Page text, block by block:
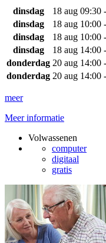
dinsdag 18 aug 09:30
dinsdag
18 aug 10:00
dinsdag
18 aug 10:00
dinsdag
18 aug 14:00
donderdag 20 aug 14:00
donderdag 20 aug 14:00
meer
Meer informatie
Volwassenen
computer
digitaal
gratis